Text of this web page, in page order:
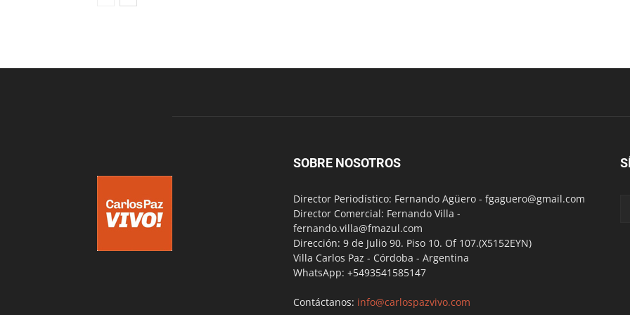
SOBRE NOSOTROS
Director Periodístico: Fernando Agüero - fgaguero@gmail.com
Director Comercial: Fernando Villa -
fernando.villa@fmazul.com
Dirección: 9 de Julio 90. Piso 10. Of 107.(X5152EYN)
Villa Carlos Paz - Córdoba - Argentina
WhatsApp: +5493541585147
Contáctanos: info@carlospazvivo.com